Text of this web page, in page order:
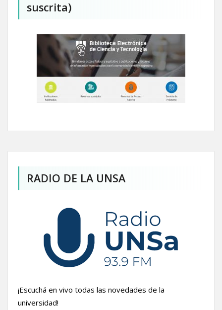
suscrita)
RADIO DE LA UNSA
¡Escuchá en vivo todas las novedades de la
universidad!